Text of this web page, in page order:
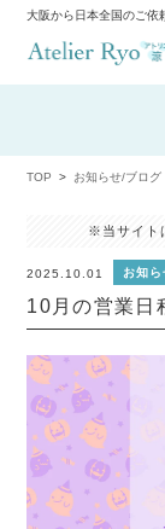
大阪から日本全国のご依
TOP お知らせ/ブログ
※当サイト
2025.10.01 お知ら
10月の営業日